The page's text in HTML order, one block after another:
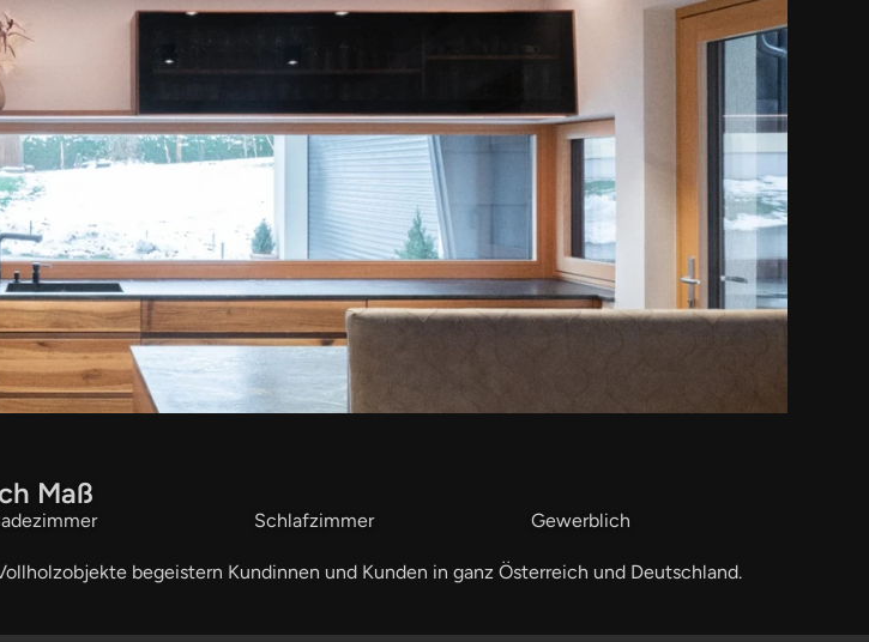
Schlafzimmer Gewerblich
Maß
begeistern Kundinnen und Kunden in ganz Österreich und Deutschland.